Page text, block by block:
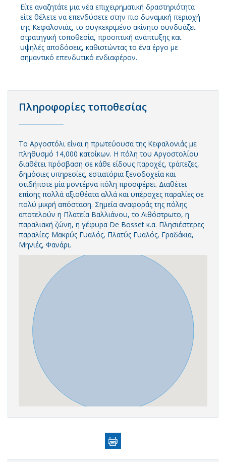
Είτε αναζητάτε μια νέα επιχειρηματική δραστηριότητα
είτε θέλετε να επενδύσετε στην πιο δυναμική περιοχή
της Κεφαλονιάς, το συγκεκριμένο ακίνητο συνδυάζει
στρατηγική τοποθεσία, προοπτική ανάπτυξης και
υψηλές αποδόσεις, καθιστώντας το ένα έργο με
σημαντικό επενδυτικό ενδιαφέρον.
Πληροφορίες τοποθεσίας
Το Αργοστόλι είναι η πρωτεύουσα της Κεφαλονιάς με
πληθυσμό 14,000 κατοίκων. Η πόλη του Αργοστολίου
διαθέτει πρόσβαση σε κάθε είδους παροχές, τράπεζες,
δημόσιες υπηρεσίες, εστιατόρια ξενοδοχεία και
οτιδήποτε μία μοντέρνα πόλη προσφέρει. Διαθέτει
επίσης πολλά αξιοθέατα αλλά και υπέροχες παραλίες σε
πολύ μικρή απόσταση. Σημεία αναφοράς της πόλης
αποτελούν η Πλατεία Βαλλιάνου, το Λιθόστρωτο, η
παραλιακή ζώνη, η γέφυρα De Bosset κ.α. Πλησιέστερες
παραλίες: Μακρύς Γυαλός, Πλατύς Γυαλός, Γραδάκια,
Μηνιές, Φανάρι.